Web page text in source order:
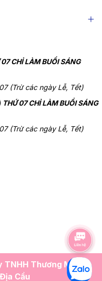
07 CHỈ LÀM BUỔI SÁNG
(Trừ các ngày Lễ, Tết)
THỨ 07 CHỈ LÀM BUỔI SÁNG
(Trừ các ngày Lễ, Tết)
TNHH Thương Mại Và
Cầu